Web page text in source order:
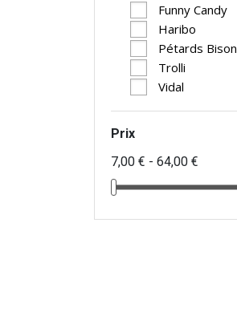
Funny Candy
Haribo
Pétards Bison
Trolli
Vidal
Prix
7,00 € - 64,00 €